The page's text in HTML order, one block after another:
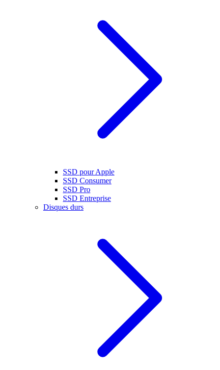
SSD pour Apple
SSD Consumer
SSD Pro
SSD Entreprise
Disques durs